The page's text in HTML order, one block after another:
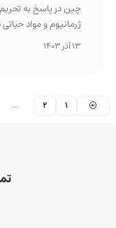
چین در پاسخ به
ژرمانیوم و مواد حیاتی